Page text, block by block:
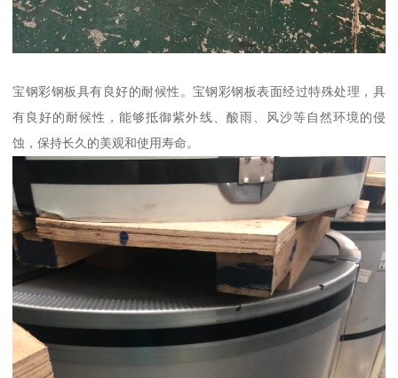
宝钢彩钢板具有良好的耐候性。宝钢彩钢板表面经过特殊处理，具
有良好的耐候性，能够抵御紫外线、酸雨、风沙等自然环境的侵
蚀，保持长久的美观和使用寿命。